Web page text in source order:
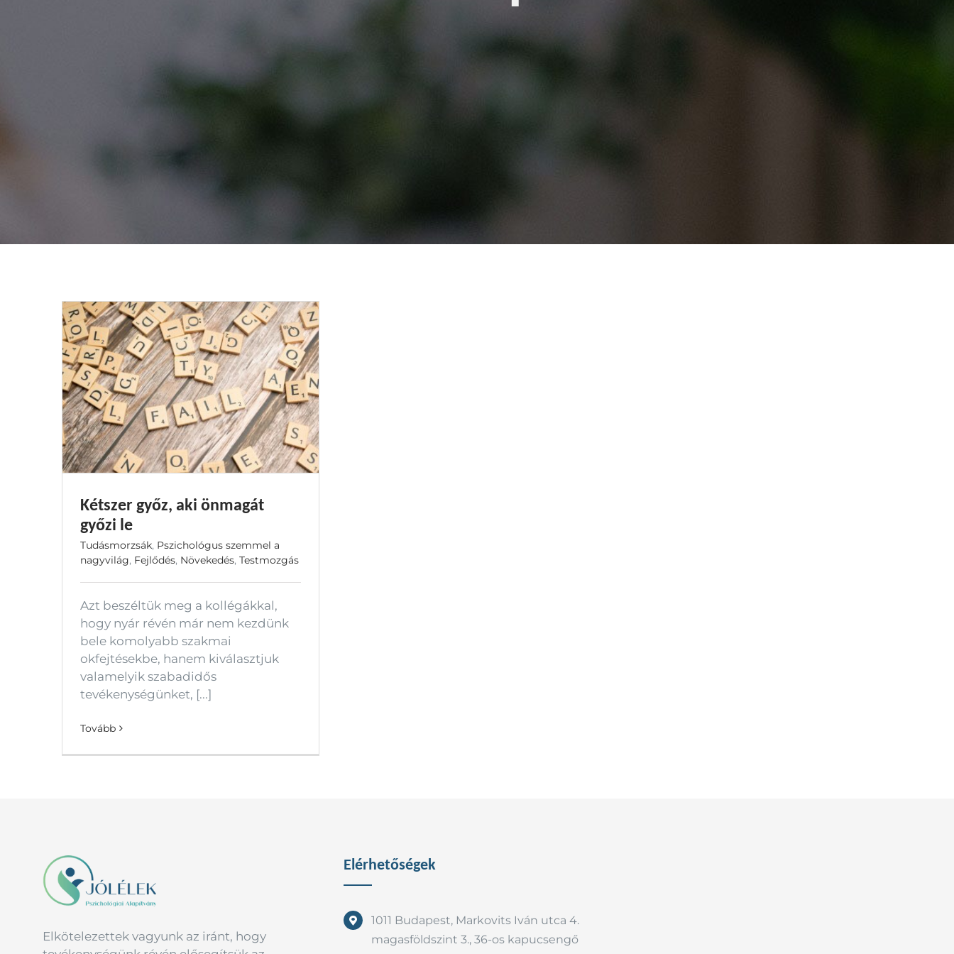
Kétszer győz, aki önmagát
győzi le
Tudásmorzsák, Pszichológus szemmel a
nagyvilág, Fejlődés, Növekedés, Testmozgás
Azt beszéltük meg a kollégákkal,
hogy nyár révén már nem kezdünk
bele komolyabb szakmai
okfejtésekbe, hanem kiválasztjuk
valamelyik szabadidős
tevékenységünket, [...]
Tovább
Elkötelezettek vagyunk az iránt, hogy
Elérhetőségek
1011 Budapest, Markovits Iván utca 4.
magasföldszint 3., 36-os kapucsengő